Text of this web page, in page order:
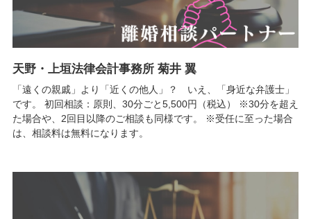
天野・上垣法律会計事務所 菊井 翼
「遠くの親戚」より「近くの他人」？ いえ、「身近な弁護士」
です。 初回相談：原則、30分ごと5,500円（税込） ※30分を超え
た場合や、2回目以降のご相談も同様です。 ※受任に至った場合
は、相談料は無料になります。